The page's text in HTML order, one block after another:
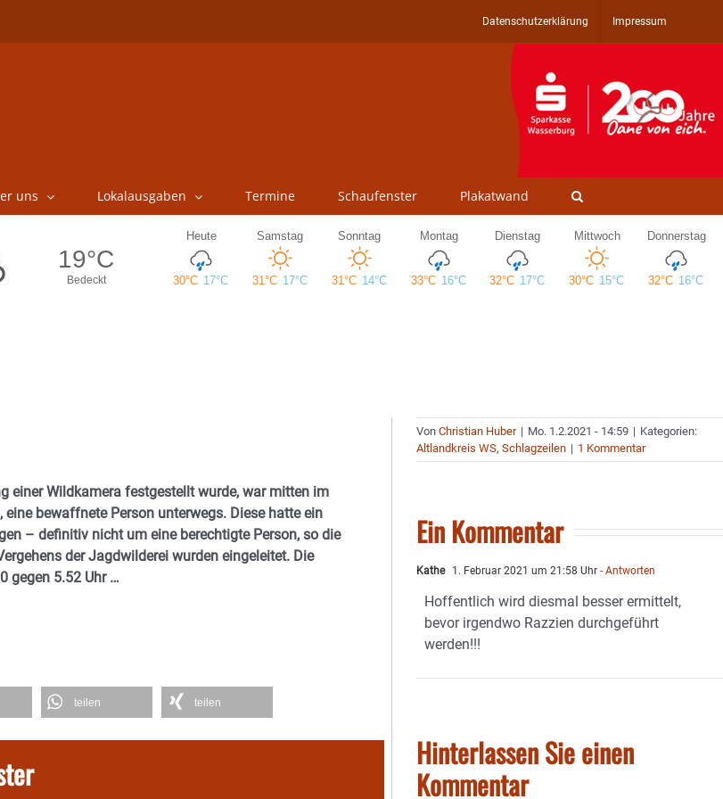
Datenschutzerklärung Impressum
uns Lokalausgaben Termine Schaufenster Plakatwand
einer Wildkamera festgestellt wurde, war mitten im
bewaffnete Person unterwegs. Diese hatte ein
– definitiv nicht um eine berechtigte Person, so die
der Jagdwilderei wurden eingeleitet. Die
gegen 5.52 Uhr …
teilen teilen
VonChristian Huber | Mo. 1.2.2021 - 14:59 | Kategorien:
Altlandkreis WS,Schlagzeilen | 1 Kommentar
Ein Kommentar
Kathe 1. Februar 2021 um 21:58 Uhr - Antworten
Hoffentlich wird diesmal besser ermittelt,
bevor irgendwo Razzien durchgeführt
werden!!!
Hinterlassen Sie einen
Kommentar